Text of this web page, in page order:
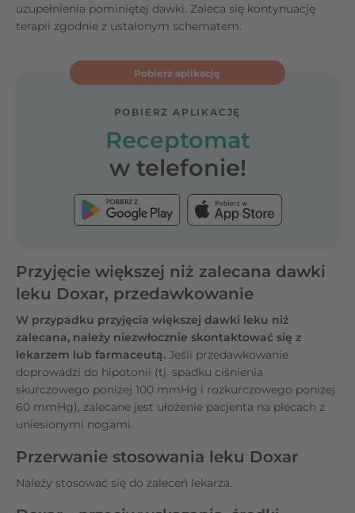
uzupełnienia pominiętej dawki. Zaleca się kontynuację
terapii zgodnie z ustalonym schematem.
Pobierz aplikację
POBIERZ APLIKACJĘ
Receptomat
w telefonie!
Przyjęcie większej niż zalecana dawki
leku Doxar, przedawkowanie
W przypadku przyjęcia większej dawki leku niż
zalecana, należy niezwłocznie skontaktować się z
lekarzem lub farmaceutą. Jeśli przedawkowanie
doprowadzi do hipotonii (tj. spadku ciśnienia
skurczowego poniżej 100 mmHg i rozkurczowego poniżej
60 mmHg), zalecane jest ułożenie pacjenta na plecach z
uniesionymi nogami.
Przerwanie stosowania leku Doxar
Należy stosować się do zaleceń lekarza.